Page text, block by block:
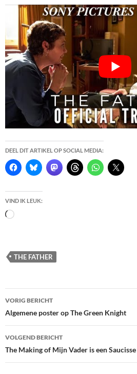
DEEL DIT ARTIKEL OP SOCIAL MEDIA:
VIND IK LEUK:
Bezig
THE FATHER
Berichtnavigatie
VORIG BERICHT
Algemene poster op The Green Knight
VOLGEND BERICHT
The Making of Mijn Vader is een Saucisse